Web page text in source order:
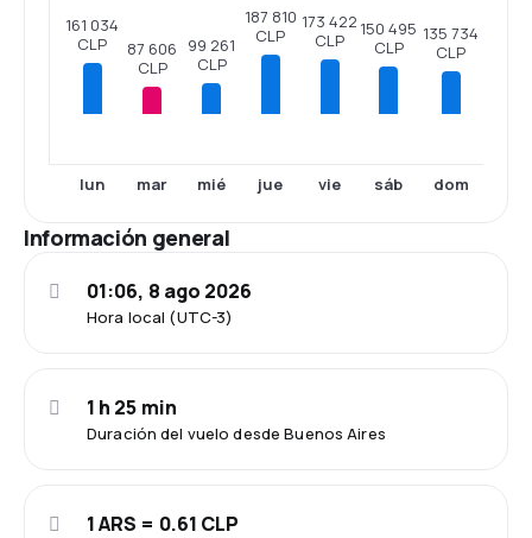
161 034
CLP
lun
87 606
CLP
mar
99 261
CLP
mié
187 810
CLP
jue
173 422
CLP
vie
150 495
CLP
sáb
135 734
CLP
dom
Información general
Hora local (UTC-3)
01:06, 8 ago 2026
Duración del vuelo desde Buenos Aires
1 h 25 min
1 ARS = 0.61 CLP